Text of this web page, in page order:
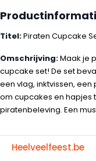
Titel:Piraten Cupcake
Omschrijving:Maak je
cupcake set! De set
een vlag, inktvissen,
om cupcakes en hapjes
piratenbeleving. Een
Heelveelfeest.be